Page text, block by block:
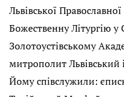
Львівської
Божественну Літургію у
Золотоустівському
митрополит
Йому співслужили: